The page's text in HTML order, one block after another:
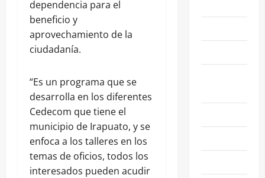
dependencia para el
beneficio y
aprovechamiento de la
ciudadanía.
“Es un programa que se
desarrolla en los diferentes
Cedecom que tiene el
municipio de Irapuato, y se
enfoca a los talleres en los
temas de oficios, todos los
interesados pueden acudir